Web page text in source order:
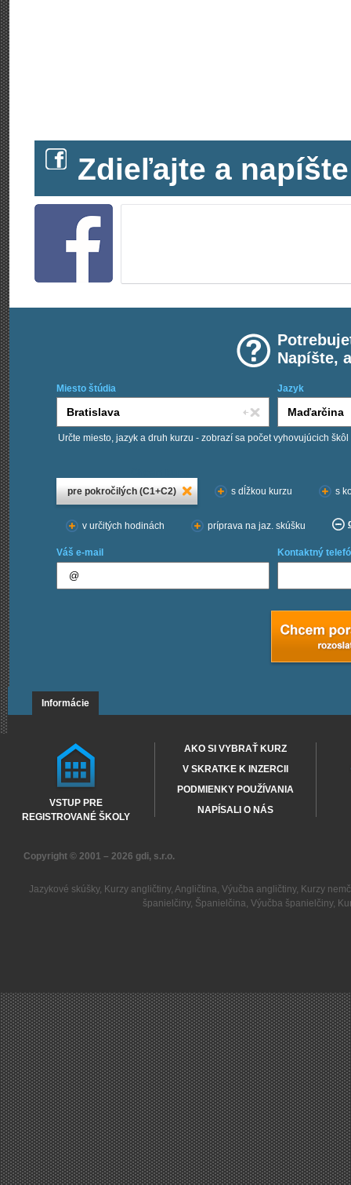
Zdieľajte a
Napíšte,
Miesto štúdia Jazyk
Určte miesto, jazyk a druh kurzu - zobrazí sa počet vyhovujúcich škôl
pre pokročilých (C1+C2)
s dĺžkou kurzu s
v určitých hodinách príprava na jaz. skúšku
Váš e-mail Kontaktný
Informácie
VSTUP PRE
REGISTROVANÉ ŠKOLY
AKO SI VYBRAŤ KURZ
V SKRATKE K INZERCII
PODMIENKY POUŽÍVANIA
NAPÍSALI O NÁS
Copyright © 2001 – 2026 gdi, s.r.o.
Jazykové skúšky, Kurzy angličtiny, Angličtina, Výučba angličtiny, Kurzy
španielčiny, Španielčina, Výučba španielčiny,